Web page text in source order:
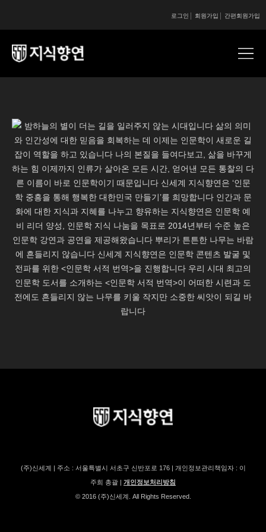
간편회원가입
회원가입
로그인
(주)신세계 | 주소 : 서울특별시 서초구 신반포로 176 | 개인정보관리책임자 : 이
주희 총괄 | 개인정보처리방침